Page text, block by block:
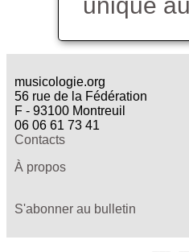
musicologie.org
56 rue de la Fédération
F - 93100 Montreuil
06 06 61 73 41
Contacts
À propos
S'abonner au bulletin